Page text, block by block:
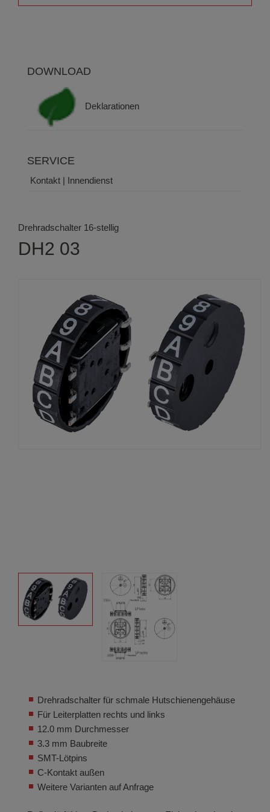
DOWNLOAD
Deklarationen
SERVICE
Kontakt | Innendienst
Drehradschalter 16-stellig
DH2 03
Drehradschalter für schmale Hutschienengehäuse
Für Leiterplatten rechts und links
12.0 mm Durchmesser
3.3 mm Baubreite
SMT-Lötpins
C-Kontakt außen
Weitere Varianten auf Anfrage